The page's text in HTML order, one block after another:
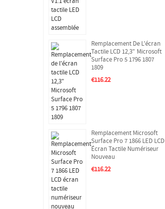
Remplacement De L'écran
Tactile LCD 12,3" Microsoft
Surface Pro 5 1796 1807
1809
€116.22
Remplacement Microsoft
Surface Pro 7 1866 LED LCD
Écran Tactile Numériseur
Nouveau
€116.22